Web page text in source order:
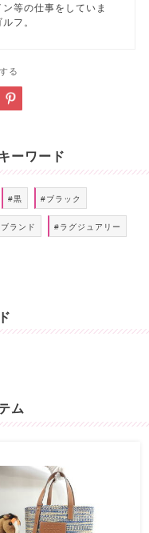
等の仕事をしていま
フ。
る
ーワード
#黒 #ブラック
ランド #ラグジュアリー
ム